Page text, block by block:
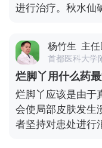
进行治疗。秋水仙
状，如腹泻、恶心
药。糖皮质激素患
素会导致骨质疏松
很强的抗炎作用，
膜炎症和溃疡。在
嘌呤氧化酶抑制剂
较好。但是患者应
杨竹生 主
首都医科大学
烂脚丫用什么药
烂脚丫应该是由于
会使局部皮肤发生
者坚持对患处进行